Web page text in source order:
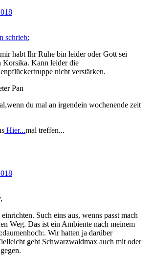
schrieb:
habt Ihr Ruhe bin leider oder Gott sei
Korsika. Kann leider die
nicht verstärken.
Pan
du mal an irgendein wochenende zeit
Hier...mal treffen...
Such eins aus, wenns passt mach
Weg. Das ist ein Ambiente nach meinem
. Wir hatten ja darüber
geht Schwarzwaldmax auch mit oder